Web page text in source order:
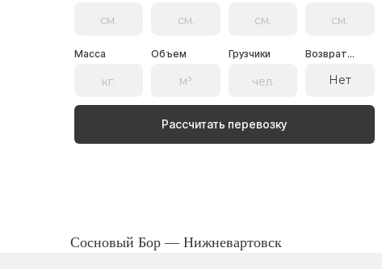
Масса Объем Грузчики Возврат...
Нет
Рассчитать перевозку
Сосновый Бор — Нижневартовск